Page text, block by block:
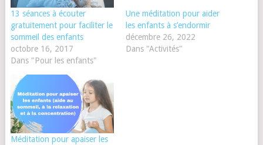
13 séances à écouter
gratuitement pour faciliter le
sommeil des enfants
octobre 16, 2017
Dans "Pour les enfants"
Une méditation pour aider
les enfants à s’endormir
décembre 26, 2022
Dans "Activités"
Méditation pour apaiser les